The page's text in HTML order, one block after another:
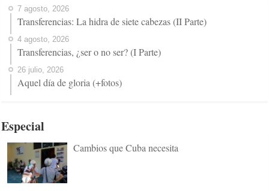
7 agosto, 2026
Transferencias: La hidra de siete cabezas (II Parte)
4 agosto, 2026
Transferencias, ¿ser o no ser? (I Parte)
26 julio, 2026
Aquel día de gloria (+fotos)
Especial
Cambios que Cuba necesita